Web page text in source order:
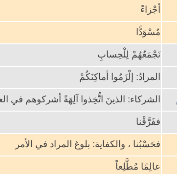
أجْزاءً
مُسْوَدًّا
نَجْمَعُهُمْ لِلْحِسابِ
المرادُ: إلْزَمُوا أماكِنَكُمْ
الشركاء: الذينَ اتُّخِذوا آلِهَةً أشركوهم في
ففَرَّقْنا
فحَسْبُنا ، والكفاية: بلوغ المراد في الأمر
عالِمًا مُطَّلِعاً